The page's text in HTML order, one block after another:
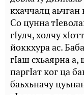
кхаччалц аьчган
Со цунна
гIулч, холчу
йоккхура ас.
гIаш схьаярна а,
паргIат ког ца
баьхьначу